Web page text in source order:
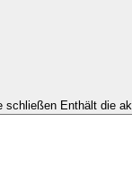
schließen Enthält die